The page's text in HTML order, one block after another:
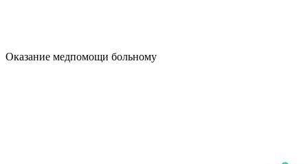
Оказание медпомощи больному